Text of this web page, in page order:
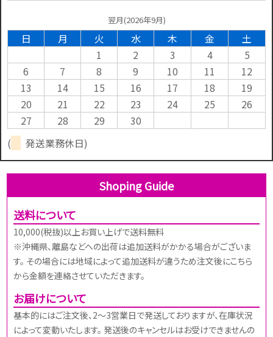
翌月(2026年9月)
日 月 火 水 木 金
土
1
2 3 4
5
6
7 8 9 10 11
12
13
14 15 16 17 18
19
20
21 22 23 24 25
26
27
28 29
30
(
発送業務休日)
Shoping Guide
送料について
10,000(税抜)以上お買い上げで送料無料
※沖縄県、離島などへの出荷は追加送料がかかる場合がございま
す。 その場合には地域によって追加送料が違うため注文後にこちら
から金額を連絡させていただきます。
お届けについて
基本的にはご注文後、2～3営業日で発送しておりますが、在庫状況
によって変動いたします。 発送後のキャンセルはお受けできませんの